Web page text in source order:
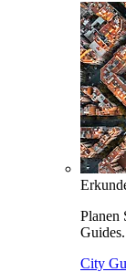
Planen
Guides.
City